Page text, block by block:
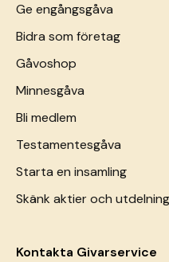
Ge engångsgåva
Bidra som företag
Gåvoshop
Minnesgåva
Bli medlem
Testamentesgåva
Starta en insamling
Skänk aktier och utdelning
Kontakta Givarservice